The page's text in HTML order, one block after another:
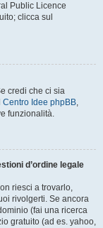
Public Licence
clicca sul
credi che ci sia
Centro Idee phpBB,
funzionalità.
d’ordine legale
riesci a trovarlo,
rivolgerti. Se ancora
(fai una ricerca
gratuito (ad es. yahoo,